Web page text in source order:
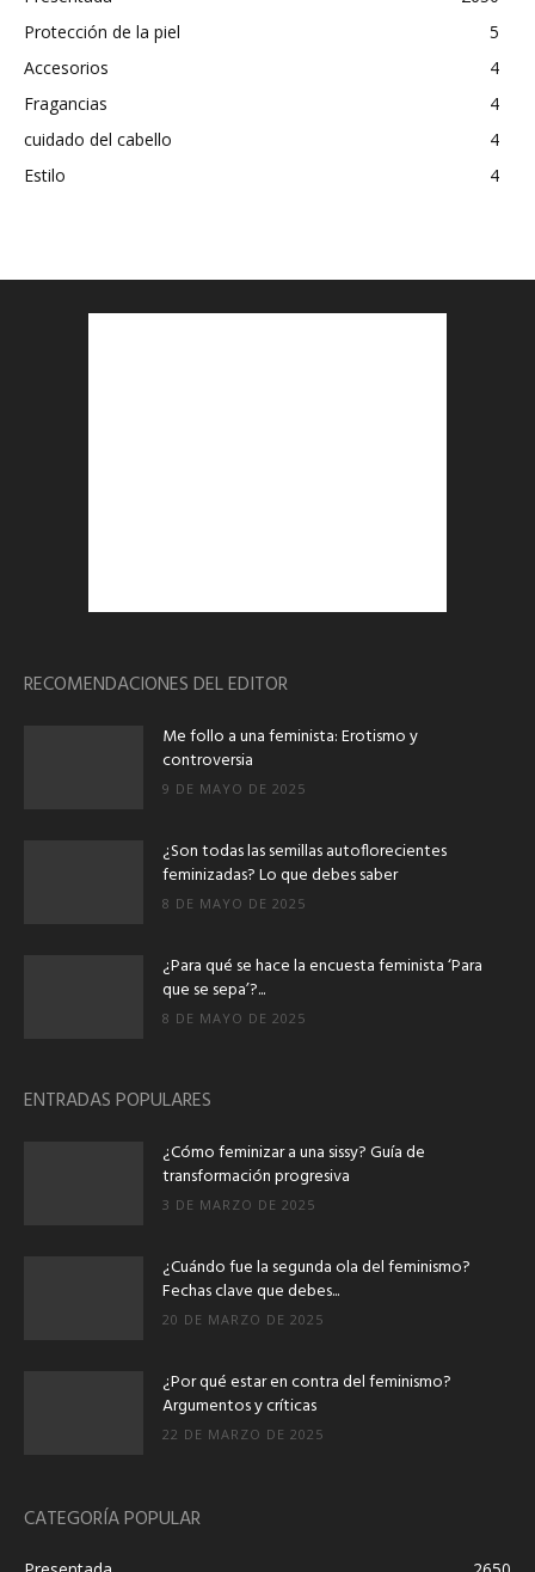
Protección de la piel
5
Accesorios
4
Fragancias
4
cuidado del cabello
4
Estilo
4
RECOMENDACIONES DEL EDITOR
Me follo a una feminista: Erotismo y
controversia
9 DE MAYO DE 2025
¿Son todas las semillas autoflorecientes
feminizadas? Lo que debes saber
8 DE MAYO DE 2025
¿Para qué se hace la encuesta feminista ‘Para
que se sepa’?...
8 DE MAYO DE 2025
ENTRADAS POPULARES
¿Cómo feminizar a una sissy? Guía de
transformación progresiva
3 DE MARZO DE 2025
¿Cuándo fue la segunda ola del feminismo?
Fechas clave que debes...
20 DE MARZO DE 2025
¿Por qué estar en contra del feminismo?
Argumentos y críticas
22 DE MARZO DE 2025
CATEGORÍA POPULAR